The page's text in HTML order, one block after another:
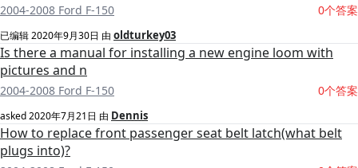
2004-2008 Ford F-150 0个答案
已编辑2020年9月30日 由 oldturkey03
Is there a manual for installing a new engine loom with
pictures and n
2004-2008 Ford F-150 0个答案
asked2020年7月21日 由 Dennis
How to replace front passenger seat belt latch(what belt
plugs into)?